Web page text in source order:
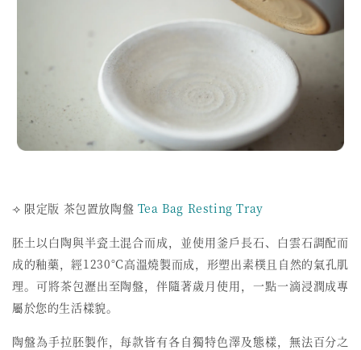
⟢ 限定版 茶包置放陶盤 Tea Bag Resting Tray
胚土以白陶與半瓷土混合而成，並使用釜戶長石、白雲石調配而
成的釉藥，經1230°C高溫燒製而成，形塑出素樸且自然的氣孔肌
理。可將茶包瀝出至陶盤，伴隨著歲月使用，一點一滴浸潤成專
屬於您的生活樣貌。
陶盤為手拉胚製作，每款皆有各自獨特色澤及態樣，無法百分之